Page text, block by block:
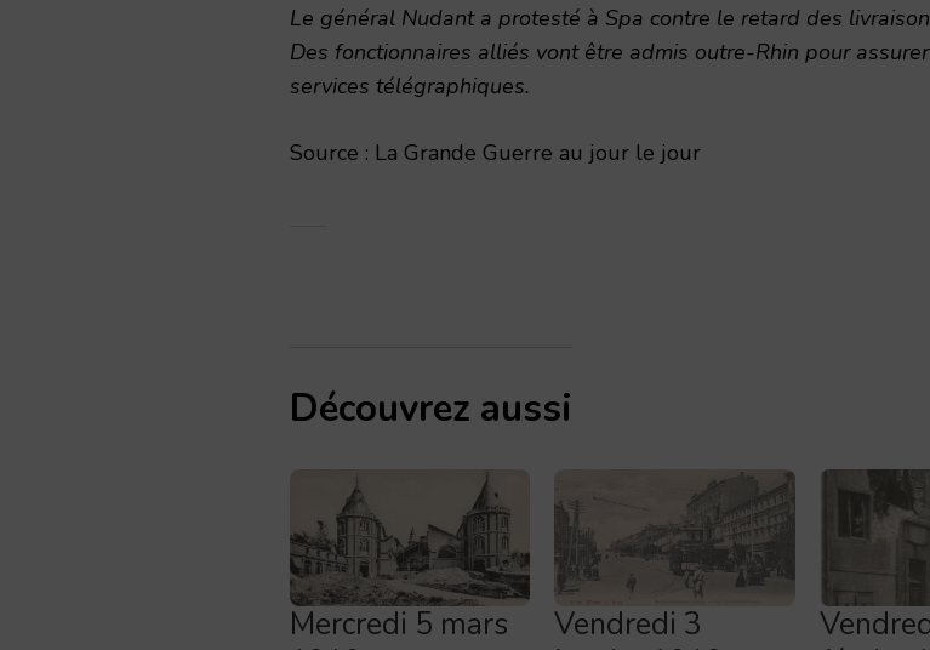
Le général Nudant a protesté à Spa contre le retard des
Des fonctionnaires alliés vont être admis outre-Rhin pour
services télégraphiques.
Source : La Grande Guerre au jour le jour
Découvrez aussi
Mercredi 5 mars
Vendredi 3